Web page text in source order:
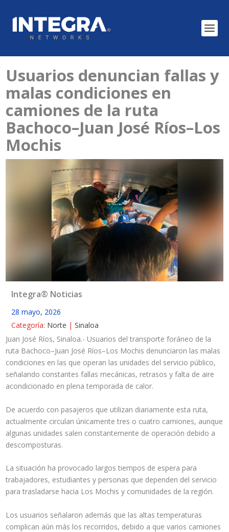
Usuarios denuncian fallas y
malas condiciones en
camiones de la ruta
Bachoco–Juan José Ríos–Los
Mochis
Integra® Noticias
28 mayo, 2026
Categoría: Norte |Sinaloa
Juan José Ríos, Sinaloa.- Usuarios del transporte foráneo de la
ruta Bachoco–Juan José Ríos–Los Mochis denunciaron las malas
condiciones en las que operan las unidades del servicio público,
señalando constantes fallas mecánicas, retrasos y falta de aire
acondicionado en plena temporada de calor.
De acuerdo con pasajeros que utilizan diariamente esta ruta,
actualmente circulan únicamente tres o cuatro camiones, aunque
algunas unidades salen constantemente de operación debido a
descomposturas.
La situación ha provocado largos tiempos de espera para
trabajadores, estudiantes y personas que dependen del servicio
para trasladarse hacia Los Mochis y comunidades de la región.
Los usuarios señalaron además que las altas temperaturas
complican aún más los recorridos, debido a que varios camiones